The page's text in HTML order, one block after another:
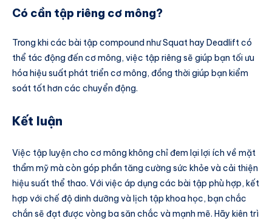
Có cần tập riêng cơ mông?
Trong khi các bài tập compound như Squat hay Deadlift có
thể tác động đến cơ mông, việc tập riêng sẽ giúp bạn tối ưu
hóa hiệu suất phát triển cơ mông, đồng thời giúp bạn kiểm
soát tốt hơn các chuyển động.
Kết luận
Việc tập luyện cho cơ mông không chỉ đem lại lợi ích về mặt
thẩm mỹ mà còn góp phần tăng cường sức khỏe và cải thiện
hiệu suất thể thao. Với việc áp dụng các bài tập phù hợp, kết
hợp với chế độ dinh dưỡng và lịch tập khoa học, bạn chắc
chắn sẽ đạt được vòng ba săn chắc và mạnh mẽ. Hãy kiên trì